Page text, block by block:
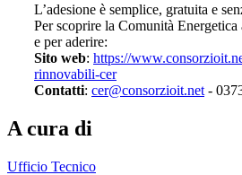
L’adesione è semplice, gratuita e
Per scoprire la Comunità
e per aderire:
Sito web: https://
rinnovabili-cer
Contatti: cer@consorzioit.net -
A cura di
Ufficio Tecnico